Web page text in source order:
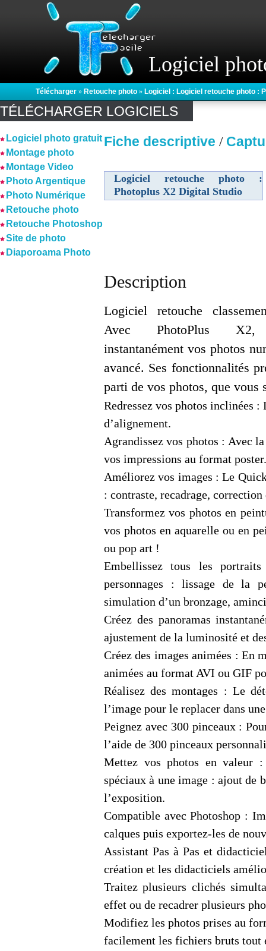
Logiciel
Télécharger » Retouche photo » Logiciel : Logiciel retouche photo :
TÉLÉCHARGER LOGICIELS
Logiciel photo gratuit
Montage photo
Montage Video
Photo Argentique
Photo Numérique
Retouche photo
Retouche Photoshop
Site de photo
Diaporoama Photo
Fiche descriptive /
Logiciel retouche photo :
Photoplus X2 Digital Studio
Description
Logiciel retouche
Avec PhotoPlus X2,
instantanément vos photos
avancé. Ses fonctionnalités
parti de vos photos, que vous
Redressez vos photos inclinées
d’alignement.
Agrandissez vos photos : Avec
vos impressions au format poster.
Améliorez vos images : Le
: contraste, recadrage,
Transformez vos photos en
vos photos en aquarelle ou en
ou pop art !
Embellissez tous les
personnages : lissage de la
simulation d’un bronzage,
Créez des panoramas
ajustement de la luminosité et
Créez des images animées : En
animées au format AVI ou GIF
Réalisez des montages : Le
l’image pour le replacer dans
Peignez avec 300 pinceaux :
l’aide de 300 pinceaux
Mettez vos photos en valeur
spéciaux à une image : ajout de
l’exposition.
Compatible avec Photoshop :
calques puis exportez-les de
Assistant Pas à Pas et
création et les didacticiels
Traitez plusieurs clichés
effet ou de recadrer plusieurs
Modifiez les photos prises au
facilement les fichiers bruts tout